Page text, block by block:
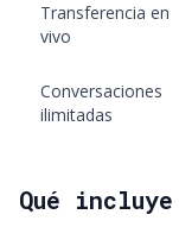
Transferencia en
vivo
Conversaciones
ilimitadas
Qué